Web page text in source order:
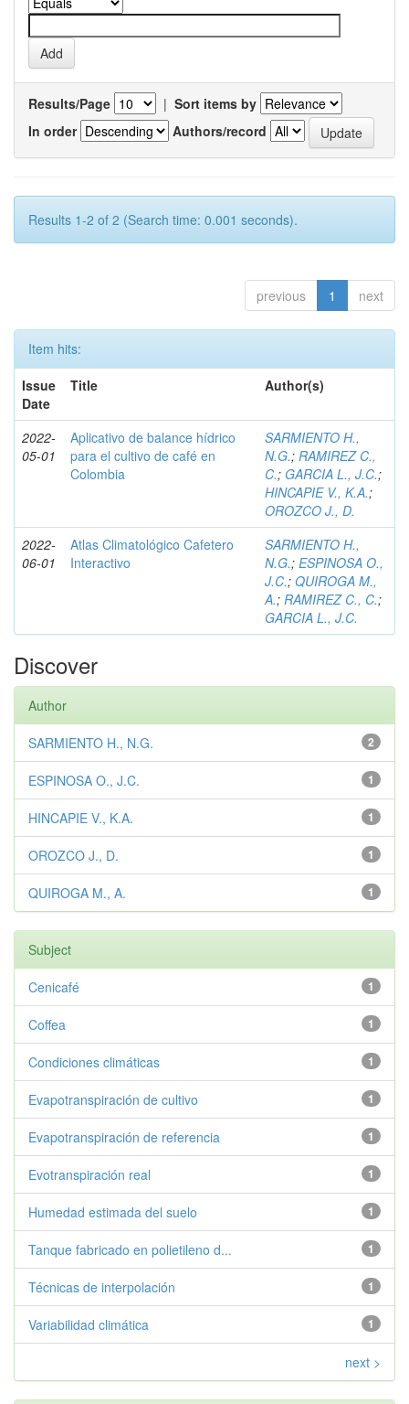
Results/Page | Sort items by
In order
Authors/record
Results 1-2 of 2 (Search time: 0.001 seconds).
previous 1 next
Item hits:
Issue
Date
Title Author(s)
2022-
05-01
Aplicativo de balance hídrico
para el cultivo de café en
Colombia
SARMIENTO H.,
N.G.; RAMIREZ C.,
C.; GARCIA L., J.C.;
HINCAPIE V., K.A.;
OROZCO J., D.
2022-
06-01
Atlas Climatológico Cafetero
Interactivo
SARMIENTO H.,
N.G.; ESPINOSA O.,
J.C.; QUIROGA M.,
A.; RAMIREZ C., C.;
GARCIA L., J.C.
Discover
Author
2
SARMIENTO H., N.G.
1
ESPINOSA O., J.C.
1
HINCAPIE V., K.A.
1
OROZCO J., D.
1
QUIROGA M., A.
Subject
1
Cenicafé
1
Coffea
1
Condiciones climáticas
1
Evapotranspiración de cultivo
1
Evapotranspiración de referencia
1
Evotranspiración real
1
Humedad estimada del suelo
1
Tanque fabricado en polietileno d...
1
Técnicas de interpolación
1
Variabilidad climática
next >